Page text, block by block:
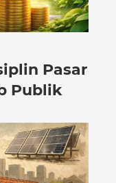
Pasar
Publik